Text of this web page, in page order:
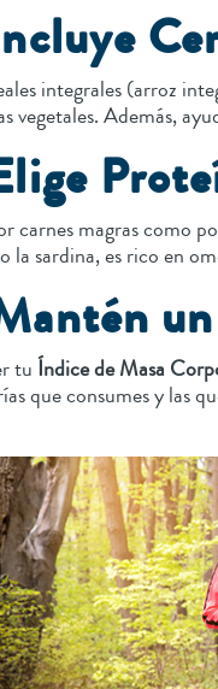
integrales (arroz
vegetales. Además,
carnes magras como
la sardina, es rico en
tuÍndice de Masa
que consumes y las